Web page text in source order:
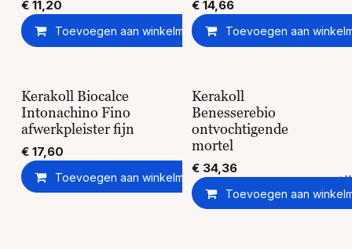
€ 11,20
Toevoegen aan winkelmandje Toevoegen aan
€ 14,66
Toevoegen aan
Kerakoll Biocalce
Intonachino Fino
afwerkpleister fijn
€ 17,60
Toevoegen aan winkelmandje Toevoegen aan
Kerakoll
Benesserebio
ontvochtigende
mortel
€ 34,36
Toevoegen aan